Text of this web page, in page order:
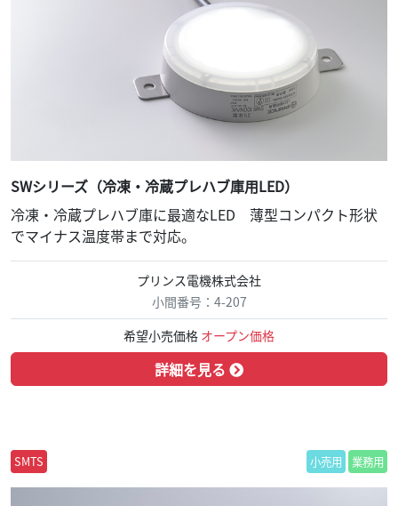
SWシリーズ（冷凍・冷蔵プレハブ庫用LED）
冷凍・冷蔵プレハブ庫に最適なLED 薄型コンパクト形状
でマイナス温度帯まで対応。
プリンス電機株式会社
小間番号：4-207
希望小売価格 オープン価格
詳細を見る
SMTS 小売用 業務用